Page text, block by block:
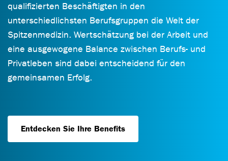
qualifizierten Beschäftigten in den
unterschiedlichsten Berufsgruppen die Welt der
Spitzenmedizin. Wertschätzung bei der Arbeit und
eine ausgewogene Balance zwischen Berufs- und
Privatleben sind dabei entscheidend für den
gemeinsamen Erfolg.
Entdecken Sie Ihre Benefits